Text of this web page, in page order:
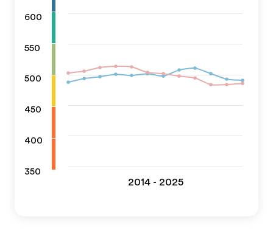
600
550
500
450
400
350
2014 - 2025